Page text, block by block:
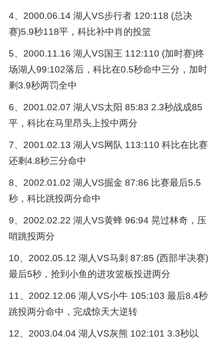
4、2000.06.14 湖人VS步行者 120:118 (总决
赛)5.9秒118平，科比补中肖的投篮
5、2000.11.16 湖人VS国王 112:110 (加时赛)终
场湖人99:102落后，科比在0.5秒命中三分，加时
剩3.9秒两罚全中
6、2001.02.07 湖人VS太阳 85:83 2.3秒战成85
平，科比在马里昂头上投中两分
7、2001.02.13 湖人VS网队 113:110 科比在比赛
还剩4.8秒三分命中
8、2002.01.02 湖人VS掘金 87:86 比赛最后5.5
秒，科比跳投两分命中
9、2002.02.22 湖人VS黄蜂 96:94 晃过林奇，压
哨跳投两分
10、2002.05.12 湖人VS马刺 87:85 (西部半决赛)
最后5秒，抢到小鱼的进攻篮板投进两分
11、2002.12.06 湖人VS小牛 105:103 最后8.4秒
跳投两分命中，完成惊天大逆转
12、2003.04.04 湖人VS灰熊 102:101 3.3秒以